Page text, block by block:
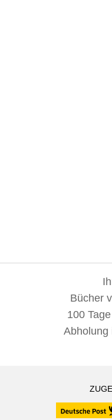
Bücher
100
Abholung